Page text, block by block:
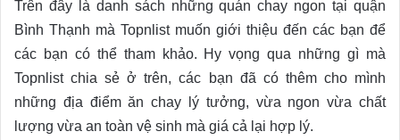
Trên đây là danh sách những quán chay ngon tại quận
Bình Thạnh mà Topnlist muốn giới thiệu đến các bạn để
các bạn có thể tham khảo. Hy vọng qua những gì mà
Topnlist chia sẻ ở trên, các bạn đã có thêm cho mình
những địa điểm ăn chay lý tưởng, vừa ngon vừa chất
lượng vừa an toàn vệ sinh mà giá cả lại hợp lý.